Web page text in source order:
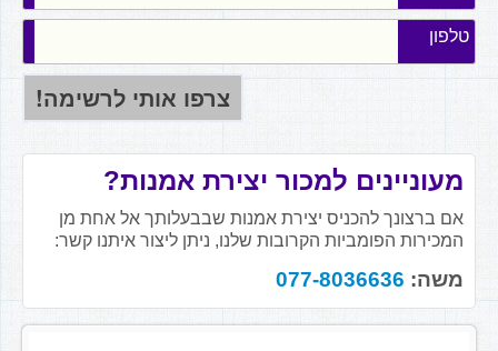
טלפון
מעוניינים למכור יצירת אמנות?
אם ברצונך להכניס יצירת אמנות שבבעלותך אל אחת מן
המכירות הפומביות הקרובות שלנו, ניתן ליצור איתנו קשר:
משה: 077-8036636